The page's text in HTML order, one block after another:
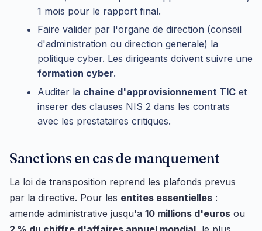
1 mois pour le rapport final.
Faire valider par l'organe de direction (conseil
d'administration ou direction generale) la
politique cyber. Les dirigeants doivent suivre une
formation cyber.
Auditer la chaine d'approvisionnement TIC et
inserer des clauses NIS 2 dans les contrats
avec les prestataires critiques.
Sanctions en cas de manquement
La loi de transposition reprend les plafonds prevus
par la directive. Pour les entites essentielles :
amende administrative jusqu'a 10 millions d'euros ou